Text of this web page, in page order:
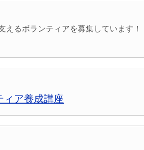
るボランティアを募集しています！
ィア養成講座